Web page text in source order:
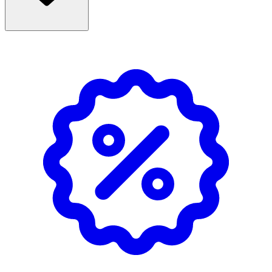
Användning
- Förpackningen innehåller 10 ml gel i spruta, 2 st
som minskar tändernas känslighet efter varje behandling
och hjälper till att reparera små emaljskador, stärka och
skydda emaljen långsiktigt.
- Den innehåller Hydroxylapatit (flytande kalcium) och
natriummonofluorfosfat (Fluor 920 ppm F-).
- Bruksanvisning ingår.
Glycerin, Aqua, Sodium Bicarbonate,
Phthalimidoperoxycaproic Acid, Sodium Coco-Sulfate,
Carbomer, Xylitol, Mentha Spicata Herb Oil, Sorbitol,
Phthalimido-hexanoic Acid, Aloe Barbadensis Leaf Juice,
Bromelain, Papain, Punica Granatum Seed Oil, Anthemis